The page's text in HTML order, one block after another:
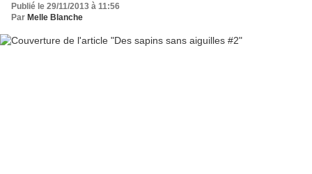
Publié le 29/11/2013 à 11:56
Par Melle Blanche